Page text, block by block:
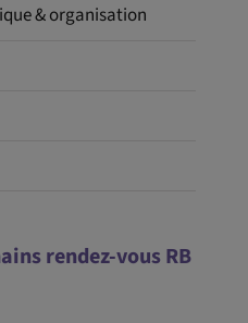
& organisation
rendez-vous RB